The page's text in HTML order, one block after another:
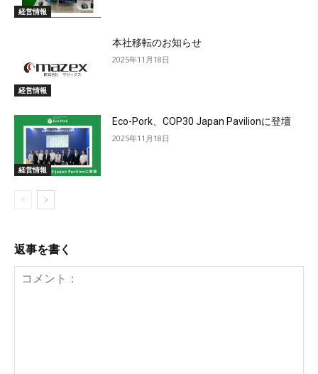
経営情報
経営情報
本社移転のお知らせ
2025年11月18日
経営情報
Eco-Pork、COP30 Japan Pavilionに登壇
2025年11月18日
返事を書く